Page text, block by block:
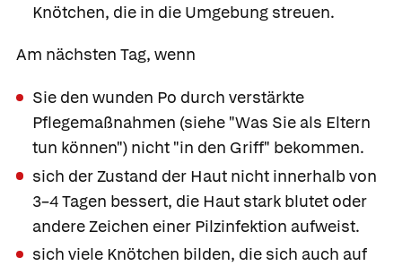
Knötchen, die in die Umgebung streuen.
Am nächsten Tag, wenn
Sie den wunden Po durch verstärkte
Pflegemaßnahmen (siehe "Was Sie als Eltern
tun können") nicht "in den Griff" bekommen.
sich der Zustand der Haut nicht innerhalb von
3–4 Tagen bessert, die Haut stark blutet oder
andere Zeichen einer Pilzinfektion aufweist.
sich viele Knötchen bilden, die sich auch auf